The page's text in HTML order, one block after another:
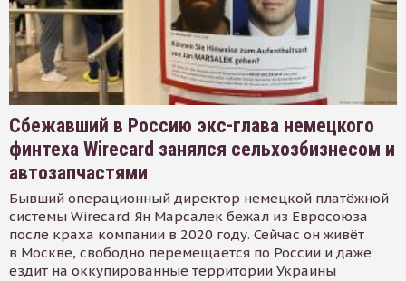
Сбежавший в Россию экс-глава немецкого
финтеха Wirecard занялся сельхозбизнесом и
автозапчастями
Бывший операционный директор немецкой платёжной
системы Wirecard Ян Марсалек бежал из Евросоюза
после краха компании в 2020 году. Сейчас он живёт
в Москве, свободно перемещается по России и даже
ездит на оккупированные территории Украины